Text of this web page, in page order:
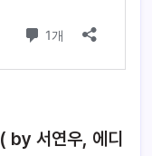
( by 서연우, 에디